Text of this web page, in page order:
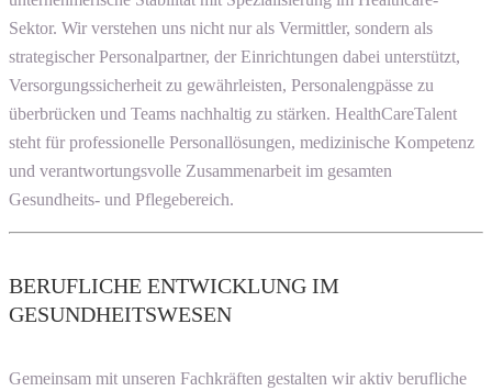
Sektor. Wir verstehen uns nicht nur als Vermittler, sondern als
strategischer Personalpartner, der Einrichtungen dabei unterstützt,
Versorgungssicherheit zu gewährleisten, Personalengpässe zu
überbrücken und Teams nachhaltig zu stärken. HealthCareTalent
steht für professionelle Personallösungen, medizinische Kompetenz
und verantwortungsvolle Zusammenarbeit im gesamten
Gesundheits- und Pflegebereich.
BERUFLICHE ENTWICKLUNG IM
GESUNDHEITSWESEN
Gemeinsam mit unseren Fachkräften gestalten wir aktiv berufliche